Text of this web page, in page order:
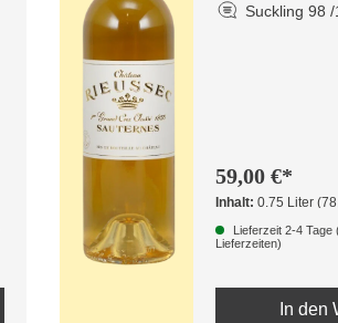
Suckling 98
59,00 €*
Inhalt: 0.75 Liter
Lieferzeit 2-4
Lieferzeiten)
In den